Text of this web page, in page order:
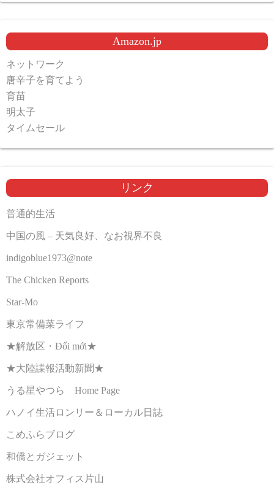
Amazon.jp
ネットワーク
唐辛子を育てよう
育苗
明太子
タイムセール
リンク
普通的生活
中国の風 – 天気良好、なお視界不良
indigoblue1973@note
The Chicken Reports
Star-Mo
東京常備菜ライフ
★解放区・Đổi mới★
★大陸諜報活動新聞★
うる星やつら Home Page
ハノイ生活ロンリー＆ローカル日誌
こめふらブログ
和僑とガジェット
株式会社オフィス片山